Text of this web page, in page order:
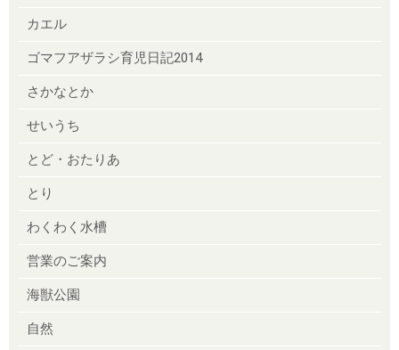
カエル
ゴマフアザラシ育児日記2014
さかなとか
せいうち
とど・おたりあ
とり
わくわく水槽
営業のご案内
海獣公園
自然